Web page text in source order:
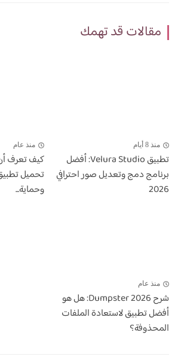
مقالات قد تهمك
منذ 8 أيام
تطبيق Velura Studio: أفضل
برنامج دمج وتعديل صور احترافي
2026
منذ عام
كيف تعرف
تحميل
وحماية...
منذ عام
شرح Dumpster 2026: هل هو
أفضل تطبيق لاستعادة الملفات
المحذوفة؟